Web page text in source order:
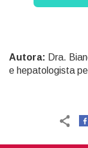
Autora: Dra.
e hepatologista